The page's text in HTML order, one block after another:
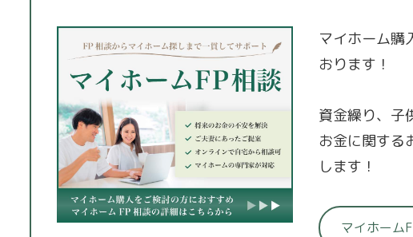
マイホーム購
おります！
資金繰り、子
お金に関する
します！
マイホーム